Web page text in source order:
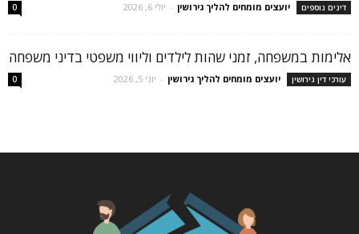
דינים נוספים יועצים מומחים להליך גירושין - יולי 6, 2026 0
אלימות במשפחה, זמני שהות לילדים וליווי משפטי בדיני משפחה
עורכי דין גירושין יועצים מומחים להליך גירושין - יוני 5, 2026 0